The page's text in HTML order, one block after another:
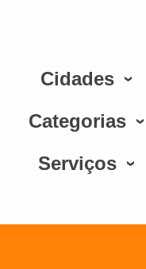
Cidades
Categorias
Serviços